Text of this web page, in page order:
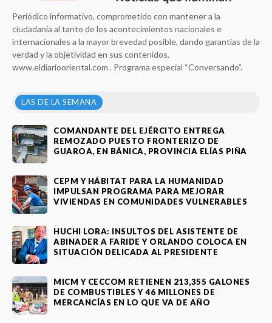
Periódico informativo, comprometido con mantener a la
ciudadanía al tanto de los acontecimientos nacionales e
internacionales a la mayor brevedad posible, dando garantías de la
verdad y la objetividad en sus contenidos.
www.eldiariooriental.com . Programa especial “Conversando”.
LAS DE LA SEMANA
COMANDANTE DEL EJÉRCITO ENTREGA
REMOZADO PUESTO FRONTERIZO DE
GUAROA, EN BÁNICA, PROVINCIA ELÍAS PIÑA
CEPM Y HÁBITAT PARA LA HUMANIDAD
IMPULSAN PROGRAMA PARA MEJORAR
VIVIENDAS EN COMUNIDADES VULNERABLES
HUCHI LORA: INSULTOS DEL ASISTENTE DE
ABINADER A FARIDE Y ORLANDO COLOCA EN
SITUACIÓN DELICADA AL PRESIDENTE
MICM Y CECCOM RETIENEN 213,355 GALONES
DE COMBUSTIBLES Y 46 MILLONES DE
MERCANCÍAS EN LO QUE VA DE AÑO